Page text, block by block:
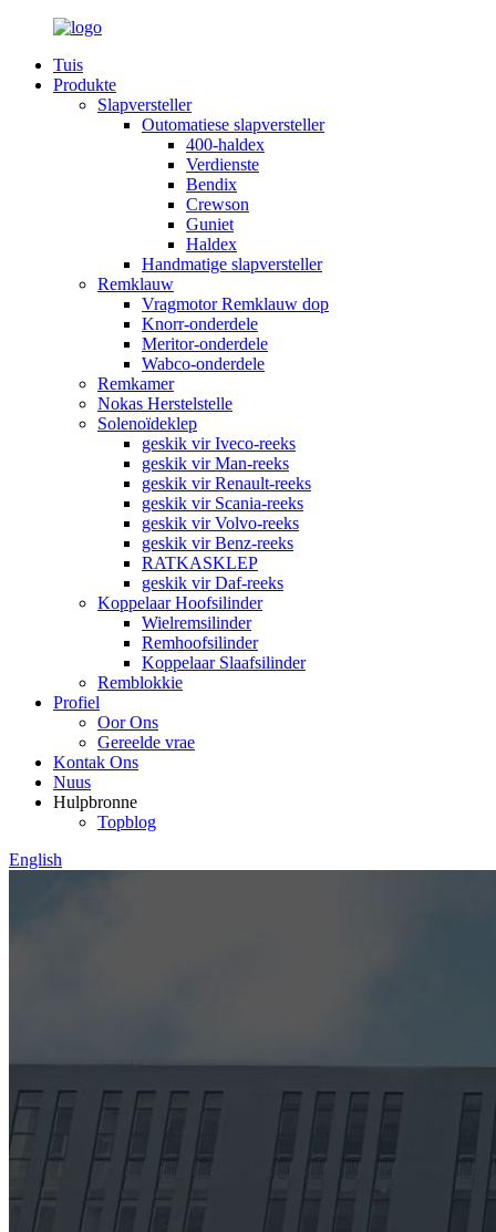
Tuis
Produkte
Slapversteller
Outomatiese slapversteller
400-haldex
Verdienste
Bendix
Crewson
Guniet
Haldex
Handmatige slapversteller
Remklauw
Vragmotor Remklauw dop
Knorr-onderdele
Meritor-onderdele
Wabco-onderdele
Remkamer
Nokas Herstelstelle
Solenoïdeklep
geskik vir Iveco-reeks
geskik vir Man-reeks
geskik vir Renault-reeks
geskik vir Scania-reeks
geskik vir Volvo-reeks
geskik vir Benz-reeks
RATKASKLEP
geskik vir Daf-reeks
Koppelaar Hoofsilinder
Wielremsilinder
Remhoofsilinder
Koppelaar Slaafsilinder
Remblokkie
Profiel
Oor Ons
Gereelde vrae
Kontak Ons
Nuus
Hulpbronne
Topblog
English